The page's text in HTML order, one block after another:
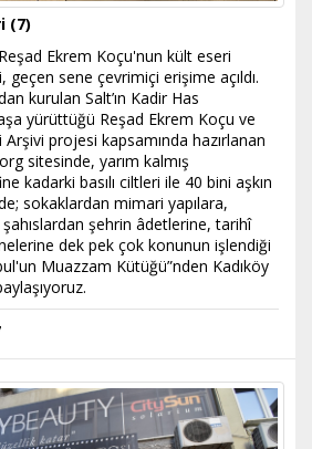
(7)
Ekrem Koçu'nun kült eseri
sene çevrimiçi erişime açıldı.
kurulan Salt’ın Kadir Has
yürüttüğü Reşad Ekrem Koçu ve
projesi kapsamında hazırlanan
sitesinde, yarım kalmış
kadarki basılı ciltleri ile 40 bini aşkın
sokaklardan mimari yapılara,
şehrin âdetlerine, tarihî
dek pek çok konunun işlendiği
Muazzam Kütüğü”nden Kadıköy